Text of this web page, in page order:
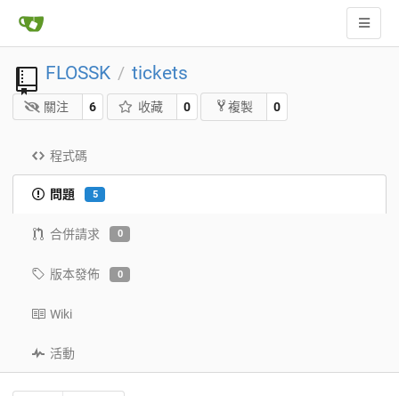
FLOSSK / tickets
關注 6 收藏 0 複製 0
程式碼
問題 5
合併請求 0
版本發佈 0
Wiki
活動